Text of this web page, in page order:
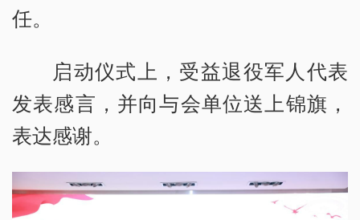
任。
启动仪式上，受益退役军人代表
发表感言，并向与会单位送上锦旗，
表达感谢。